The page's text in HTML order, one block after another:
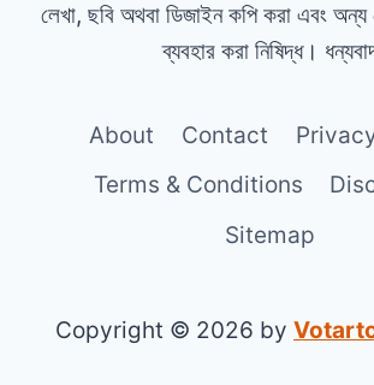
লেখা, ছবি অথবা ডিজাইন কপি করা এবং
ব্যবহার করা নিষিদ্ধ।
About Contact
Terms & Conditions
Sitemap
Copyright © 2026 by